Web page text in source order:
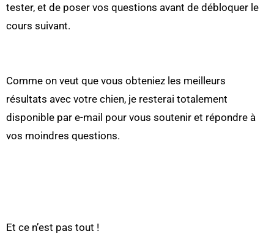
tester, et de poser vos questions avant de débloquer le
cours suivant.
Comme on veut que vous obteniez les meilleurs
résultats avec votre chien, je resterai totalement
disponible par e-mail pour vous soutenir et répondre à
vos moindres questions.
Et ce n’est pas tout !